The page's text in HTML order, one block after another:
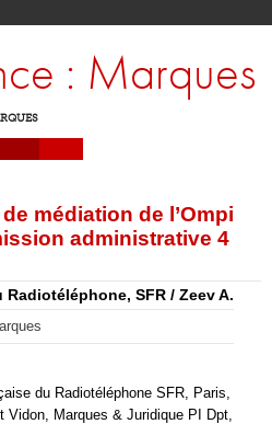
: Marques
médiation de l’Ompi
administrative 4
SFR / Zeev A.
du Radiotéléphone SFR, Paris,
Vidon, Marques & Juridique PI Dpt,